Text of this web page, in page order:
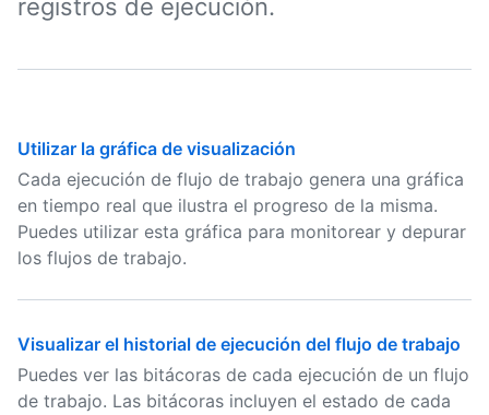
registros de ejecución.
Utilizar la gráfica de visualización
Cada ejecución de flujo de trabajo genera una gráfica
en tiempo real que ilustra el progreso de la misma.
Puedes utilizar esta gráfica para monitorear y depurar
los flujos de trabajo.
Visualizar el historial de ejecución del flujo de trabajo
Puedes ver las bitácoras de cada ejecución de un flujo
de trabajo. Las bitácoras incluyen el estado de cada